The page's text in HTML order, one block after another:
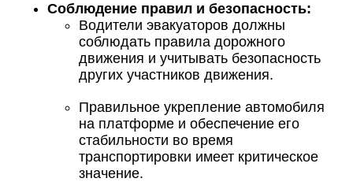
Соблюдение правил и безопасность:
Водители эвакуаторов должны
соблюдать правила дорожного
движения и учитывать безопасность
других участников движения.
Правильное укрепление автомобиля
на платформе и обеспечение его
стабильности во время
транспортировки имеет критическое
значение.